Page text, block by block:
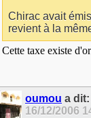
Chirac avait
revient à la
Cette taxe existe
oumou a dit:
16/12/2006